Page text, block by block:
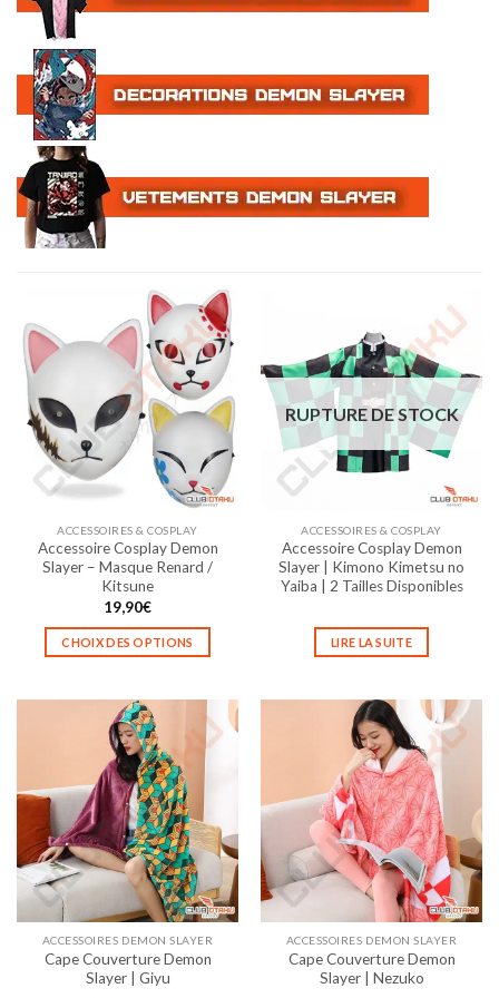
ACCESSOIRES & COSPLAY
Accessoire Cosplay Demon
Slayer – Masque Renard /
Kitsune
19,90€
CHOIX DES OPTIONS
a
plusieurs
variations.
Les
options
peuvent
être
choisies
sur
la
page
du
RUPTURE DE STOCK
ACCESSOIRES & COSPLAY
Accessoire Cosplay Demon
Slayer | Kimono Kimetsu no
Yaiba | 2 Tailles Disponibles
LIRE LA SUITE
ACCESSOIRES DEMON SLAYER
Cape Couverture Demon
Slayer | Giyu
ACCESSOIRES DEMON SLAYER
Cape Couverture Demon
Slayer | Nezuko